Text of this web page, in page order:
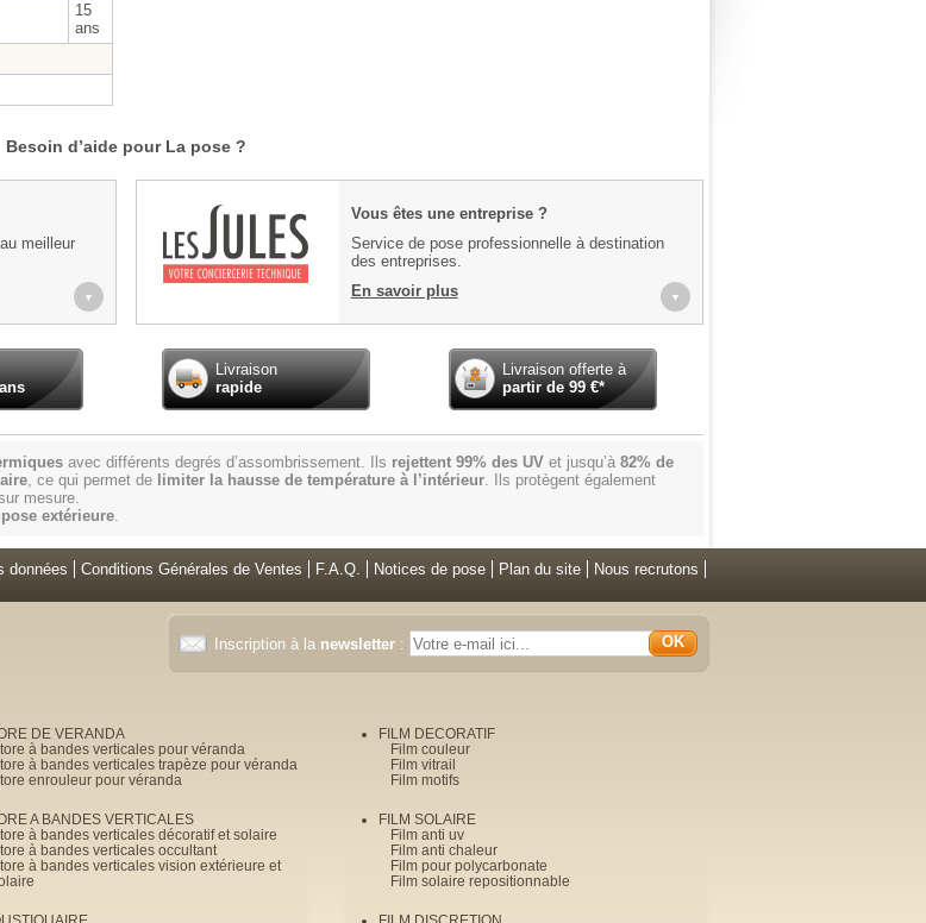
15
ans
Besoin d’aide pour La pose ?
meilleur
▼
Vous êtes une entreprise ?
Service de pose professionnelle à destination
des entreprises.
En savoir plus
▼
Livraison
rapide
Livraison offerte à
partir de99€*
avec différents degrés d’assombrissement. Ils rejettent 99% des UV et jusqu’à 82% de
, ce qui permet de limiter la hausse de température à l’intérieur. Ils protègent également
mesure.
extérieure.
données Conditions Générales de Ventes F.A.Q. Notices de pose Plan du site
Nous recrutons
Inscription à la newsletter : OK
DE VERANDA
à bandes verticales pour véranda
à bandes verticales trapèze pour véranda
enrouleur pour véranda
A BANDES VERTICALES
à bandes verticales décoratif et solaire
à bandes verticales occultant
à bandes verticales vision extérieure et
FILM DECORATIF
Film couleur
Film vitrail
Film motifs
FILM SOLAIRE
Film anti uv
Film anti chaleur
Film pour polycarbonate
Film solaire repositionnable